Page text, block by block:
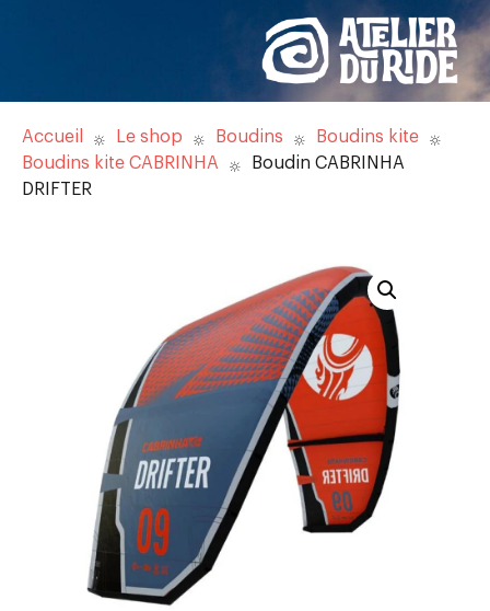
Accueil Le shop Boudins
Boudins kite
Boudins kite CABRINHA
Boudin CABRINHA
DRIFTER